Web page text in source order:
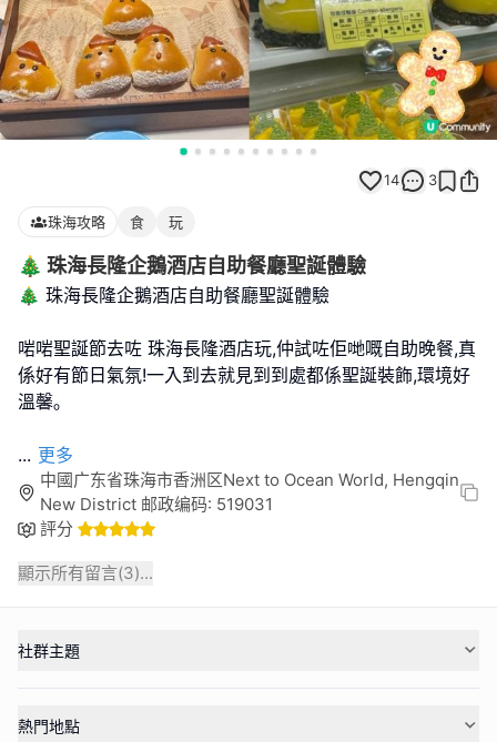
14 3
珠海攻略 食 玩
🎄 珠海長隆企鵝酒店自助餐廳聖誕體驗
🎄 珠海長隆企鵝酒店自助餐廳聖誕體驗
啱啱聖誕節去咗 珠海長隆酒店玩,仲試咗佢哋嘅自助晚餐,真
係好有節日氣氛!一入到去就見到到處都係聖誕裝飾,環境好
溫馨｡
... 更多
中國广东省珠海市香洲区Next to Ocean World, Hengqin
New District 邮政编码: 519031
評分
顯示所有留言(3)...
社群主題
熱門地點